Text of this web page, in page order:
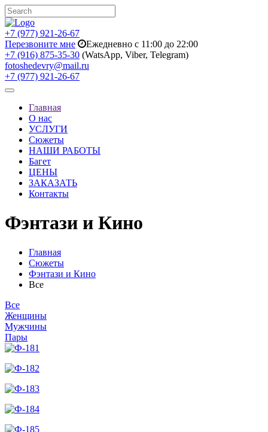
+7 (977) 921-26-67
Перезвоните мне
Ежедневно с 11:00 до 22:00
+7 (916) 875-35-30 (WatsApp, Viber, Telegram)
fotoshedevry@mail.ru
+7 (977) 921-26-67
Toggle
navigationГлавная
О нас
УСЛУГИ
Сюжеты
НАШИ РАБОТЫ
Багет
ЦЕНЫ
ЗАКАЗАТЬ
Контакты
Фэнтази и Кино
Главная
Сюжеты
Фэнтази и Кино
Все
Все
Женщины
Мужчины
Пары